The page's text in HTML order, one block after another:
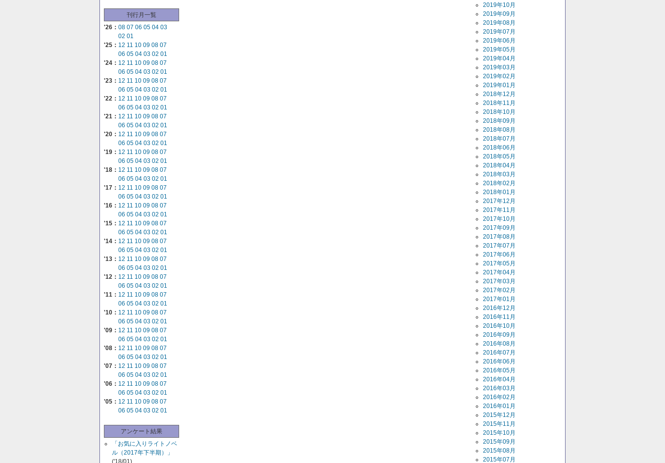
刊行月一覧
'26： 08 07 06 05 04 03
02 01
'25： 12 11 10 09 08 07
06 05 04 03 02 01
'24： 12 11 10 09 08 07
06 05 04 03 02 01
'23： 12 11 10 09 08 07
06 05 04 03 02 01
'22： 12 11 10 09 08 07
06 05 04 03 02 01
'21： 12 11 10 09 08 07
06 05 04 03 02 01
'20： 12 11 10 09 08 07
06 05 04 03 02 01
'19： 12 11 10 09 08 07
06 05 04 03 02 01
'18： 12 11 10 09 08 07
06 05 04 03 02 01
'17： 12 11 10 09 08 07
06 05 04 03 02 01
'16： 12 11 10 09 08 07
06 05 04 03 02 01
'15： 12 11 10 09 08 07
06 05 04 03 02 01
'14： 12 11 10 09 08 07
06 05 04 03 02 01
'13： 12 11 10 09 08 07
06 05 04 03 02 01
'12： 12 11 10 09 08 07
06 05 04 03 02 01
'11： 12 11 10 09 08 07
06 05 04 03 02 01
'10： 12 11 10 09 08 07
06 05 04 03 02 01
'09： 12 11 10 09 08 07
06 05 04 03 02 01
'08： 12 11 10 09 08 07
06 05 04 03 02 01
'07： 12 11 10 09 08 07
06 05 04 03 02 01
'06： 12 11 10 09 08 07
06 05 04 03 02 01
'05： 12 11 10 09 08 07
06 05 04 03 02 01
アンケート結果
「お気に入りライトノベ
ル（2017年下半期）」
('18/01)
2019年10月
2019年09月
2019年08月
2019年07月
2019年06月
2019年05月
2019年04月
2019年03月
2019年02月
2019年01月
2018年12月
2018年11月
2018年10月
2018年09月
2018年08月
2018年07月
2018年06月
2018年05月
2018年04月
2018年03月
2018年02月
2018年01月
2017年12月
2017年11月
2017年10月
2017年09月
2017年08月
2017年07月
2017年06月
2017年05月
2017年04月
2017年03月
2017年02月
2017年01月
2016年12月
2016年11月
2016年10月
2016年09月
2016年08月
2016年07月
2016年06月
2016年05月
2016年04月
2016年03月
2016年02月
2016年01月
2015年12月
2015年11月
2015年10月
2015年09月
2015年08月
2015年07月